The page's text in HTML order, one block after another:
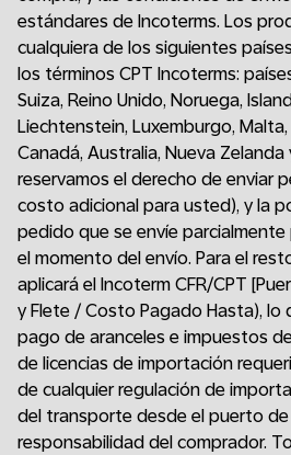
estándares de Incoterms. Los
cualquiera de los siguientes
los términos CPT Incoterms:
Suiza, Reino Unido, Noruega,
Liechtenstein, Luxemburgo,
Canadá, Australia, Nueva Zelanda
reservamos el derecho de enviar
costo adicional para usted), y la
pedido que se envíe
el momento del envío. Para el
aplicará el Incoterm CFR/CPT
y Flete / Costo Pagado Hasta), lo
pago de aranceles e impuestos
de licencias de importación
de cualquier regulación de
del transporte desde el puerto
responsabilidad del comprador.